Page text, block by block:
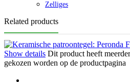
Zelliges
Related products
Show details Dit product heeft
gekozen worden op de productpagina